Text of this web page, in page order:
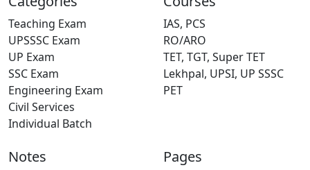
Teaching Exam
UPSSSC Exam
UP Exam
SSC Exam
Engineering Exam
Civil Services
Individual Batch
IAS, PCS
RO/ARO
TET, TGT, Super TET
Lekhpal, UPSI, UP SSSC
PET
Notes Pages